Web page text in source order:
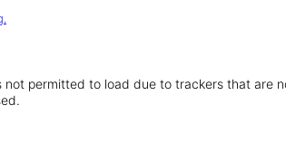
not permitted to load due to trackers that are